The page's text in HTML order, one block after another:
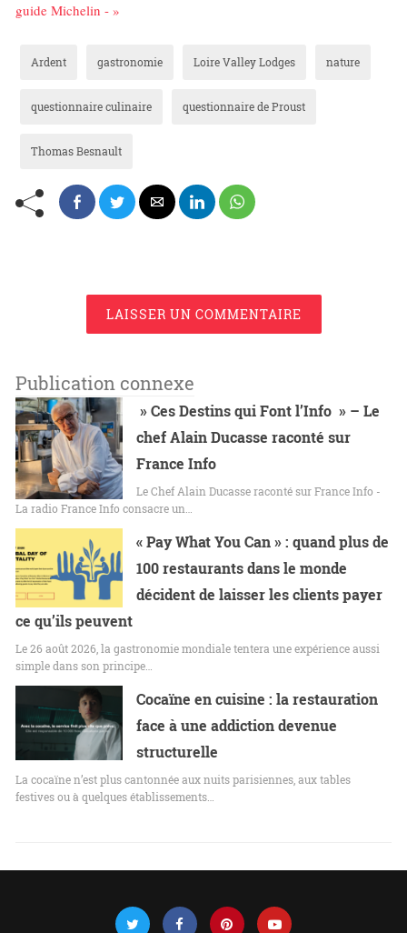
guide Michelin - »
Ardent gastronomie Loire Valley Lodges nature
questionnaire culinaire questionnaire de Proust
Thomas Besnault
LAISSER UN COMMENTAIRE
Publication connexe
» Ces Destins qui Font l’Info » – Le
chef Alain Ducasse raconté sur
France Info
Le Chef Alain Ducasse raconté sur France Info -
La radio France Info consacre un…
« Pay What You Can » : quand plus de
100 restaurants dans le monde
décident de laisser les clients payer
ce qu’ils peuvent
Le 26 août 2026, la gastronomie mondiale tentera une expérience aussi
simple dans son principe…
Cocaïne en cuisine : la restauration
face à une addiction devenue
structurelle
La cocaïne n’est plus cantonnée aux nuits parisiennes, aux tables
festives ou à quelques établissements…